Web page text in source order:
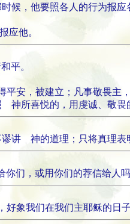
候，他要照各人的行为报应
应他。
平。
安，被建立；凡事敬畏主
神所喜悦的，用虔诚、敬畏
谬讲 神的道理；只将真理
你们，或用你们的荐信给人
象我们在我们主耶稣的日